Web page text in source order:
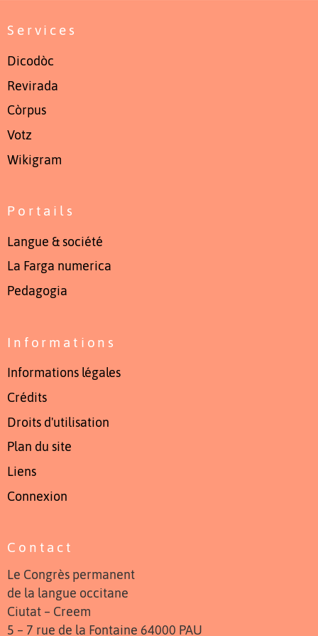
Services
Dicodòc
Revirada
Còrpus
Votz
Wikigram
Portails
Langue & société
La Farga numerica
Pedagogia
Informations
Informations légales
Crédits
Droits d'utilisation
Plan du site
Liens
Connexion
Contact
Le Congrès permanent
de la langue occitane
Ciutat – Creem
5 – 7 rue de la Fontaine 64000 PAU